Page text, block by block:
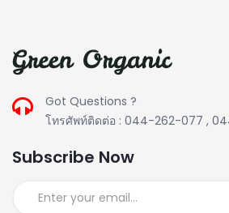
Got Questions ?
โทรศัพท์ติดต่อ : 044-262-077 ,
Subscribe Now